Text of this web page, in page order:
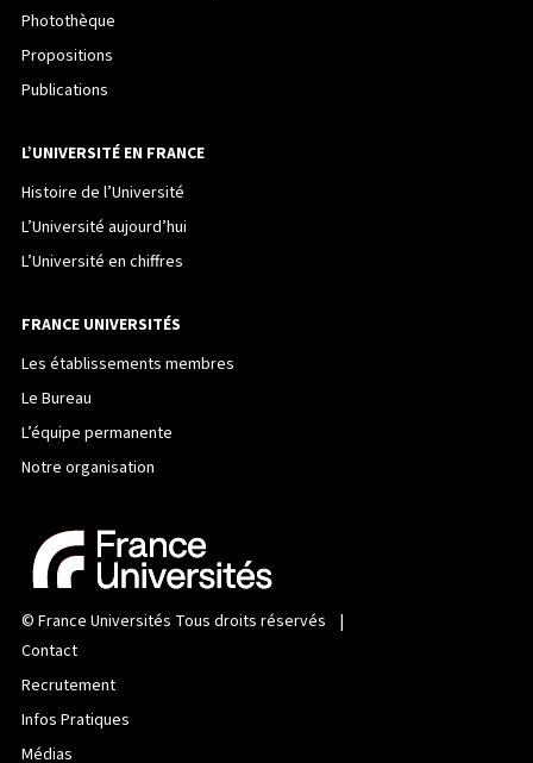
Photothèque
Propositions
Publications
L’UNIVERSITÉ EN FRANCE
Histoire de l’Université
L’Université aujourd’hui
L’Université en chiffres
FRANCE UNIVERSITÉS
Les établissements membres
Le Bureau
L’équipe permanente
Notre organisation
© France Universités Tous droits réservés |
Contact
Recrutement
Infos Pratiques
Médias